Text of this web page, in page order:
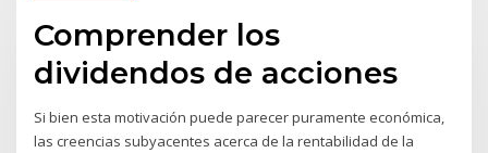
Comprender los
dividendos de acciones
Si bien esta motivación puede parecer puramente económica,
las creencias subyacentes acerca de la rentabilidad de la